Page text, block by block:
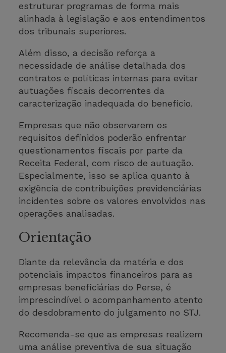
estruturar programas de forma mais
alinhada à legislação e aos entendimentos
dos tribunais superiores.
Além disso, a decisão reforça a
necessidade de análise detalhada dos
contratos e políticas internas para evitar
autuações fiscais decorrentes da
caracterização inadequada do benefício.
Empresas que não observarem os
requisitos definidos poderão enfrentar
questionamentos fiscais por parte da
Receita Federal, com risco de autuação.
Especialmente, isso se aplica quanto à
exigência de contribuições previdenciárias
incidentes sobre os valores envolvidos nas
operações analisadas.
Orientação
Diante da relevância da matéria e dos
potenciais impactos financeiros para as
empresas beneficiárias do Perse, é
imprescindível o acompanhamento atento
do desdobramento do julgamento no STJ.
Recomenda-se que as empresas realizem
uma análise preventiva de sua situação